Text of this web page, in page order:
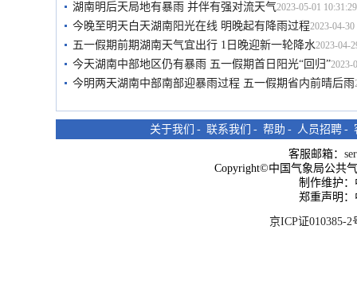
湖南明后天局地有暴雨 并伴有强对流天气2023-05-01 10:31:29
今晚至明天白天湖南阳光在线 明晚起有降雨过程2023-04-30
五一假期前期湖南天气宜出行 1日晚迎新一轮降水2023-04-
今天湖南中部地区仍有暴雨 五一假期首日阳光“回归”2023-
今明两天湖南中部南部迎暴雨过程 五一假期省内前晴后雨
关于我们 - 联系我们 - 帮助 - 人员招聘 -
客服邮箱：
Copyright©中国气象局公共
制作维护
郑重声明
京ICP证010385-2